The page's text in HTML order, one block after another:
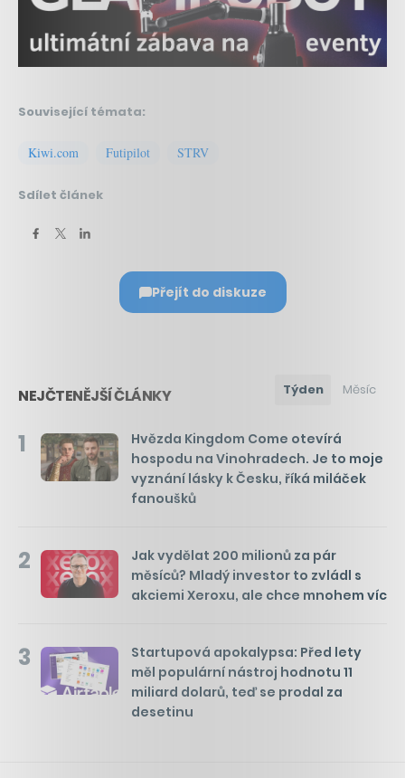
Související témata:
Kiwi.com Futipilot STRV
Sdílet článek
Přejít do diskuze
NEJČTENĚJŠÍ ČLÁNKY Týden Měsíc
1
Hvězda Kingdom Come otevírá
hospodu na Vinohradech. Je to moje
vyznání lásky k Česku, říká miláček
fanoušků
2
Jak vydělat 200 milionů za pár
měsíců? Mladý investor to zvládl s
akciemi Xeroxu, ale chce mnohem víc
3
Startupová apokalypsa: Před lety
měl populární nástroj hodnotu 11
miliard dolarů, teď se prodal za
desetinu